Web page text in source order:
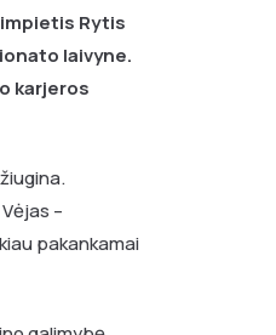
Rytis
laivyne.
karjeros
–
pakankamai